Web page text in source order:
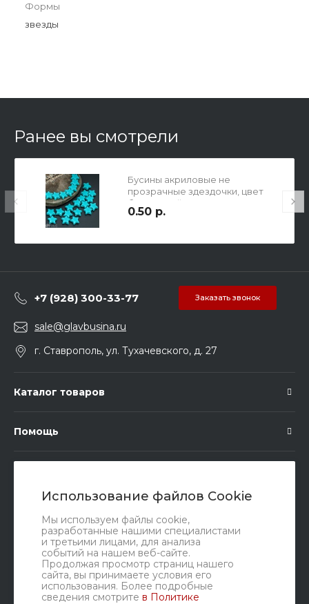
Использование файлов Cookie
Мы используем файлы cookie,
разработанные нашими специалистами
и третьими лицами, для анализа
событий на нашем веб-сайте.
Продолжая просмотр страниц нашего
сайта, вы принимаете условия его
использования. Более подробные
сведения смотрите в Политике
Формы
звезды
Ранее вы смотрели
Бусины акриловые не
прозрачные здездочки, цвет
бирюзовый , 11х11х4мм, отв. 1,5мм.
0.50 р.
+7 (928) 300-33-77 Заказать звонок
sale@glavbusina.ru
г. Ставрополь, ул. Тухачевского, д. 27
Каталог товаров
Помощь